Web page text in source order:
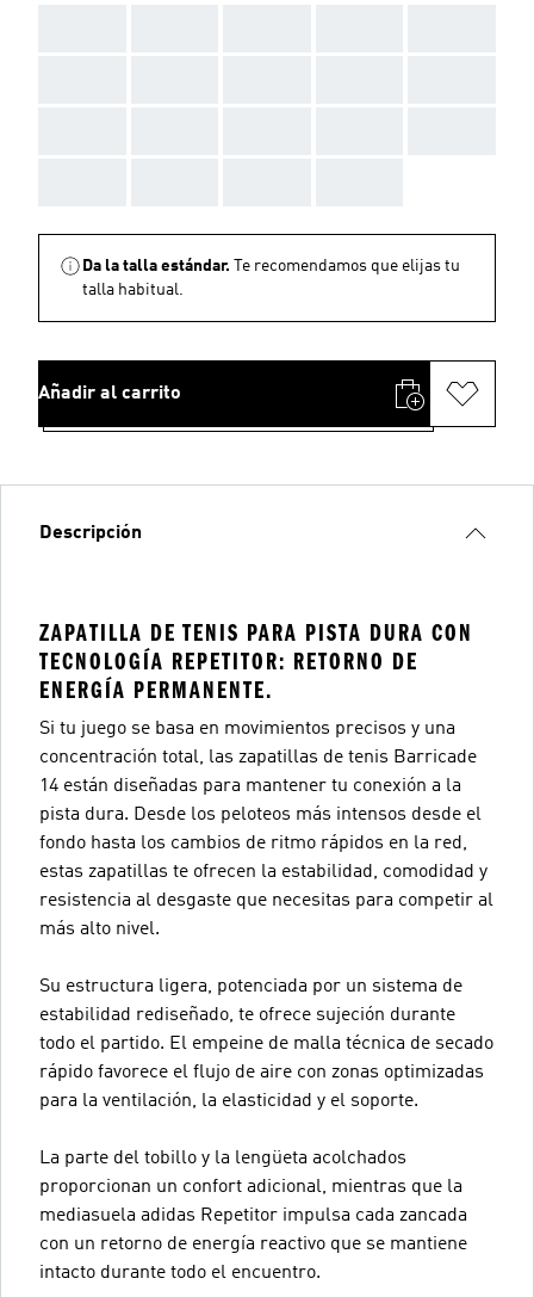
Da la talla estándar.
Te recomendamos que elijas tu
talla habitual.
Añadir al carrito
Descripción
ZAPATILLA DE TENIS PARA PISTA DURA CON
TECNOLOGÍA REPETITOR: RETORNO DE
ENERGÍA PERMANENTE.
Si tu juego se basa en movimientos precisos y una
concentración total, las zapatillas de tenis Barricade
14 están diseñadas para mantener tu conexión a la
pista dura. Desde los peloteos más intensos desde el
fondo hasta los cambios de ritmo rápidos en la red,
estas zapatillas te ofrecen la estabilidad, comodidad y
resistencia al desgaste que necesitas para competir al
más alto nivel.
Su estructura ligera, potenciada por un sistema de
estabilidad rediseñado, te ofrece sujeción durante
todo el partido. El empeine de malla técnica de secado
rápido favorece el flujo de aire con zonas optimizadas
para la ventilación, la elasticidad y el soporte.
La parte del tobillo y la lengüeta acolchados
proporcionan un confort adicional, mientras que la
mediasuela adidas Repetitor impulsa cada zancada
con un retorno de energía reactivo que se mantiene
intacto durante todo el encuentro.